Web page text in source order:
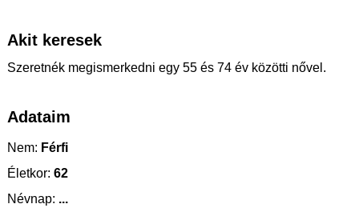
Akit keresek
Szeretnék megismerkedni egy 55 és 74 év közötti nővel.
Adataim
Nem: Férfi
Életkor: 62
Névnap: ...